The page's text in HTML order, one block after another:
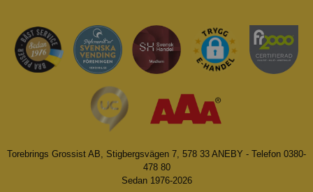
Torebrings Grossist AB, Stigbergsvägen 7, 578 33 ANEBY - Telefon 0380-
478 80
Sedan 1976-2026